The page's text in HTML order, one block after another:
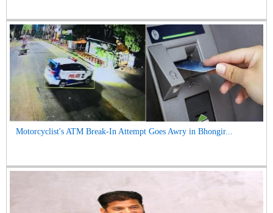
Motorcyclist's ATM Break-In Attempt Goes Awry in Bhongir...